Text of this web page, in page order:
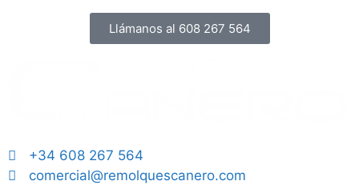
Llámanos al 608 267 564
+34 608 267 564
comercial@remolquescanero.com